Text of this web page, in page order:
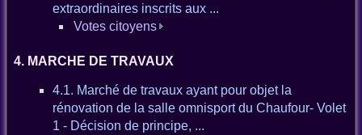
extraordinaires inscrits aux ...
Votes citoyens
4. MARCHE DE TRAVAUX
4.1. Marché de travaux ayant pour objet la
rénovation de la salle omnisport du Chaufour- Volet
1 - Décision de principe, ...